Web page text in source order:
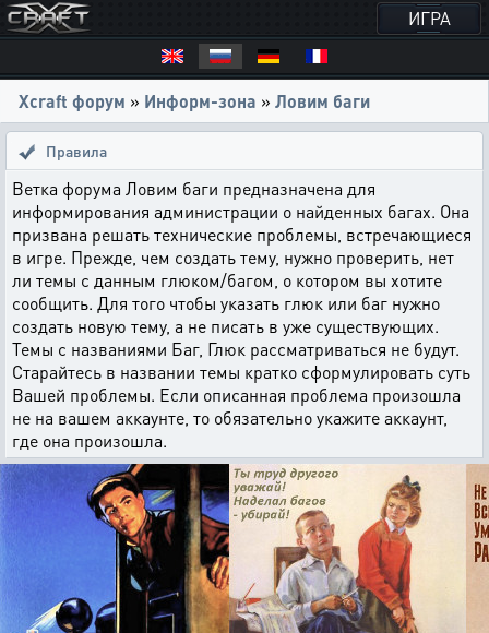
ИГРА
Xcraft форум » Информ-зона » Ловим баги
Правила
Ветка форума Ловим баги предназначена для
информирования администрации о найденных багах. Она
призвана решать технические проблемы, встречающиеся
в игре. Прежде, чем создать тему, нужно проверить, нет
ли темы с данным глюком/багом, о котором вы хотите
сообщить. Для того чтобы указать глюк или баг нужно
создать новую тему, а не писать в уже существующих.
Темы с названиями Баг, Глюк рассматриваться не будут.
Старайтесь в названии темы кратко сформулировать суть
Вашей проблемы. Если описанная проблема произошла
не на вашем аккаунте, то обязательно укажите аккаунт,
где она произошла.